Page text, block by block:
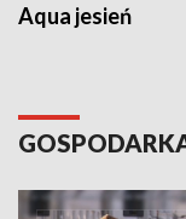
Aqua jesień